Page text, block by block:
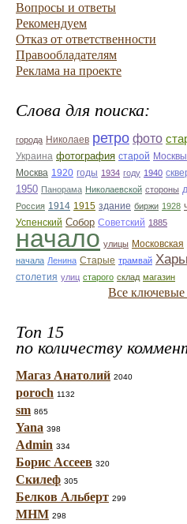
Вопросы и ответы
Рекомендуем
Отказ от ответственности
Правообладателям
Реклама на проекте
Слова для поиска:
города Николаев ретро фото
Украина фотография старой Москвы
Москва 1920 годы 1934 году 1940
1950 Панорама Николаевской стороны
Россия 1914 1915 здание биржи 1928
Успенский Собор Советский 1885
начало улицы Московская
начала Ленина Старые трамвай
столетия улиц старого склад магазин
Все ключевые
Топ 15
по количеству
Магаз Анатолий 2040
poroch 1132
sm 865
Yana 398
Admin 334
Борис Ассеев 320
Скилеф 305
Белков Альберт 299
МНМ 298